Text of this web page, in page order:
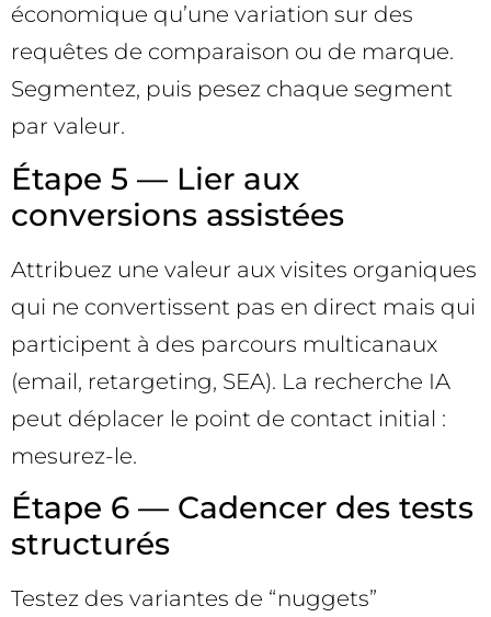
économique qu’une variation sur des
requêtes de comparaison ou de marque.
Segmentez, puis pesez chaque segment
par valeur.
Étape 5 — Lier aux
conversions assistées
Attribuez une valeur aux visites organiques
qui ne convertissent pas en direct mais qui
participent à des parcours multicanaux
(email, retargeting, SEA). La recherche IA
peut déplacer le point de contact initial :
mesurez-le.
Étape 6 — Cadencer des tests
structurés
Testez des variantes de “nuggets”